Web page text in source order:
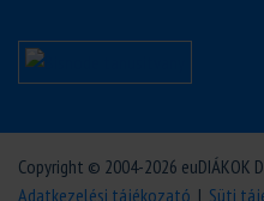
Copyright © 2004-2026 euDIÁKOK
Adatkezelési tájékozató | Süti